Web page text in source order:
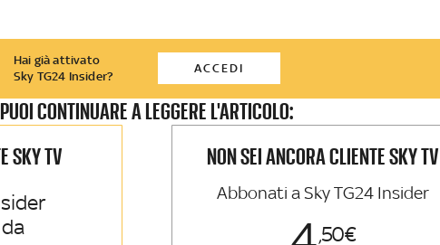
Hai già attivato
Sky TG24 Insider?
ACCEDI
PUOI CONTINUARE A LEGGERE L'ARTICOLO:
SKY TV
NON SEI ANCORA CLIENTE SKY TV
Abbonati a Sky TG24 Insider
50